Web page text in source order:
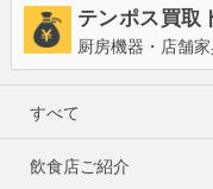
テンポス買取
厨房機器・店舗
すべて
飲食店ご紹介